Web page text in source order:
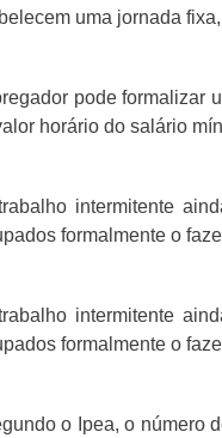
uma jornada
pode formalizar
horário do salário
intermitente
formalmente o
intermitente
formalmente o
o Ipea, o número